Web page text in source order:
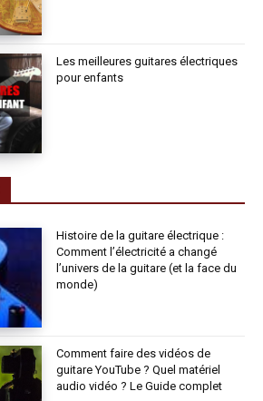
Les meilleures guitares électriques
pour enfants
Histoire de la guitare électrique :
Comment l’électricité a changé
l’univers de la guitare (et la face du
monde)
Comment faire des vidéos de
guitare YouTube ? Quel matériel
audio vidéo ? Le Guide complet